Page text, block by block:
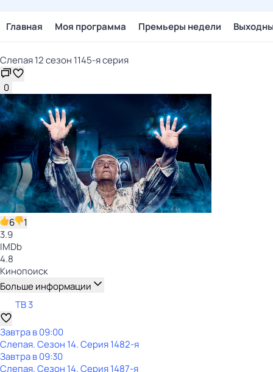
Главная Моя программа Премьеры недели
Слепая 12 сезон 1145-я серия
0
6
1
3.9
IMDb
4.8
Кинопоиск
Больше информации
ТВ 3
Завтра в 09:00
Слепая. Сезон 14. Серия 1482-я
Завтра в 09:30
Слепая. Сезон 14. Серия 1487-я